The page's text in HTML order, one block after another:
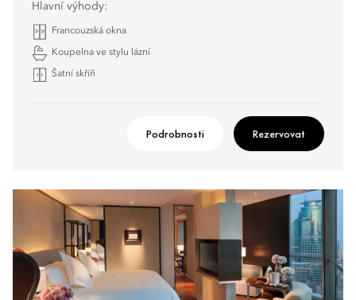
Hlavní výhody:
Francouzská okna
Koupelna ve stylu lázní
Šatní skříň
Podrobnosti Rezervovat